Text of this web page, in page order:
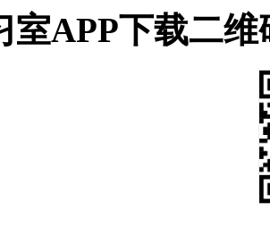
室APP下载二维